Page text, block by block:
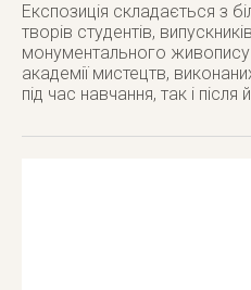
Експозиція складається з
творів студентів,
монументального живопису
академії мистецтв,
під час навчання, так і